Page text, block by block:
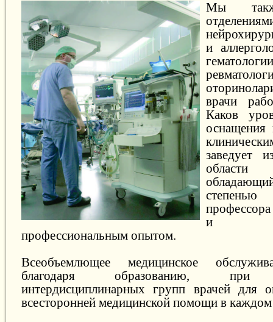
Мы
и
врачи
Каков
заведует
и
профессиональным опытом.
Всеобъемлющее медицинское
благодаря образованию, при
интердисциплинарных групп врачей для
всесторонней медицинской помощи в каждом